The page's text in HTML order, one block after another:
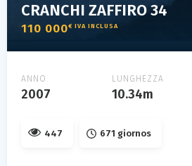
CRANCHI ZAFFIRO 34
110 000€ IVA INCLUSA
ANNO
2007
LUNGHEZZA
10.34m
447 671 giornos